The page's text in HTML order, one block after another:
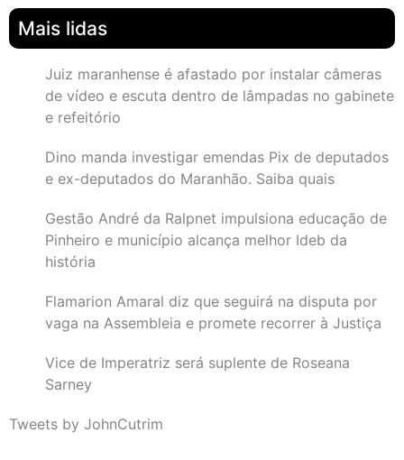
Mais lidas
Juiz maranhense é afastado por instalar câmeras
de vídeo e escuta dentro de lâmpadas no gabinete
e refeitório
Dino manda investigar emendas Pix de deputados
e ex-deputados do Maranhão. Saiba quais
Gestão André da Ralpnet impulsiona educação de
Pinheiro e município alcança melhor Ideb da
história
Flamarion Amaral diz que seguirá na disputa por
vaga na Assembleia e promete recorrer à Justiça
Vice de Imperatriz será suplente de Roseana
Sarney
Tweets by JohnCutrim